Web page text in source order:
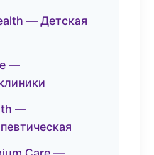
— Детская
—
—